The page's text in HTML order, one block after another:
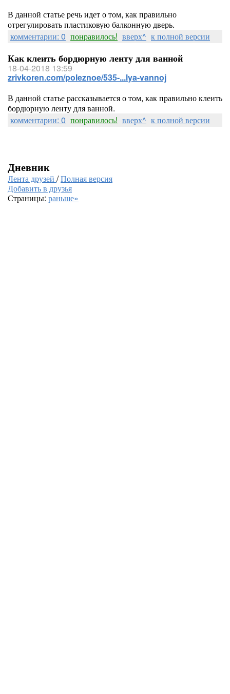
В данной статье речь идет о том, как правильно
отрегулировать пластиковую балконную дверь.
комментарии: 0 понравилось! вверх^ к полной версии
Как клеить бордюрную ленту для ванной
18-04-2018 13:59
zrivkoren.com/poleznoe/535-...lya-vannoj
В данной статье рассказывается о том, как правильно клеить
бордюрную ленту для ванной.
комментарии: 0 понравилось! вверх^ к полной версии
Дневник
Лента друзей /Полная версия
Добавить в друзья
Страницы: раньше»